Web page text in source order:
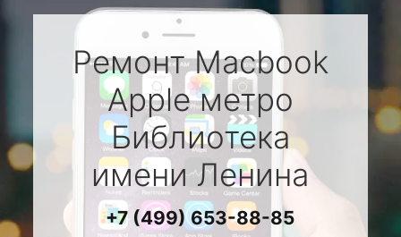
Ремонт Macbook
Appleметро
Библиотека
имени Ленина
+7 (499) 653-88-85